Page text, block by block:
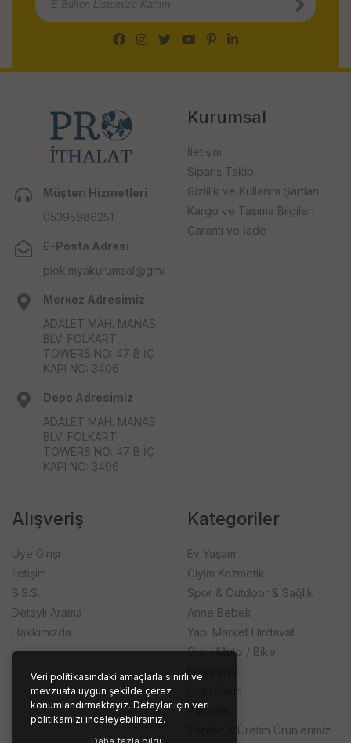
Veri politikasındaki amaçlarla sınırlı ve
mevzuata uygun şekilde çerez
konumlandırmaktayız. Detaylar için veri
politikamızı inceleyebilirsiniz.
Müşteri Hizmetleri
05395986251
E-Posta Adresi
piokimyakurumsal@gmail.com
Merkez Adresimiz
ADALET MAH. MANAS
BLV. FOLKART
TOWERS NO: 47 B İÇ
KAPI NO: 3406
Depo Adresimiz
ADALET MAH. MANAS
BLV. FOLKART
TOWERS NO: 47 B İÇ
KAPI NO: 3406
Kurumsal
İletişim
Sipariş Takibi
Gizlilik ve Kullanım Şartları
Kargo ve Taşıma Bilgileri
Garanti ve İade
Alışveriş
Üye Girişi
İletişim
S.S.S.
Detaylı Arama
Hakkımızda
Kategoriler
Ev Yaşam
Giyim Kozmetik
Spor & Outdoor & Sağlık
Anne Bebek
Yapı Market Hırdavat
Oto / Moto / Bike
Hobi Oyun
Paketler
Toptan & Üretim Ürünlerimiz